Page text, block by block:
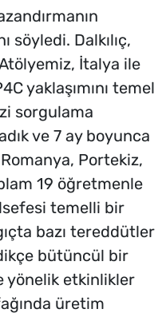
söyledi. Dalkılıç,
İtalya ile
yaklaşımını temel
sorgulama
ve 7 ay boyunca
Portekiz,
19 öğretmenle
temelli bir
bazı tereddütler
bütüncül bir
yönelik etkinlikler
üretim